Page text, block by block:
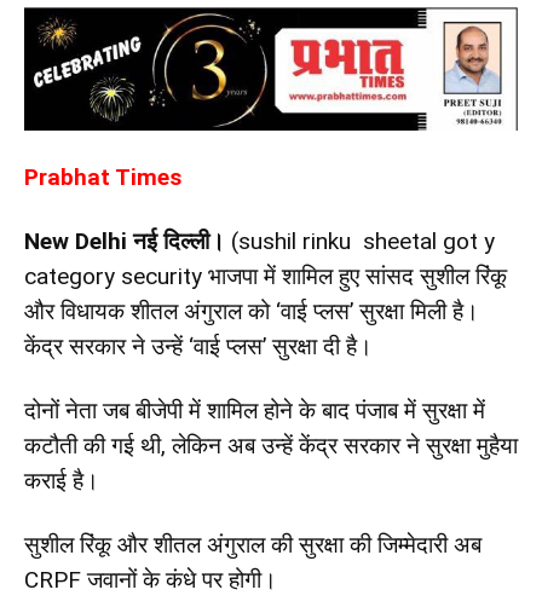
Prabhat Times
New Delhiनई दिल्ली। (sushil rinku sheetal got y
category security भाजपा में शामिल हुए सांसद सुशील रिंकू
और विधायक शीतल अंगुराल को ‘वाई प्लस’ सुरक्षा मिली है।
केंद्र सरकार ने उन्हें ‘वाई प्लस’ सुरक्षा दी है।
दोनों नेता जब बीजेपी में शामिल होने के बाद पंजाब में सुरक्षा में
कटौती की गई थी, लेकिन अब उन्हें केंद्र सरकार ने सुरक्षा मुहैया
कराई है।
सुशील रिंकू और शीतल अंगुराल की सुरक्षा की जिम्मेदारी अब
CRPF जवानों के कंधे पर होगी।